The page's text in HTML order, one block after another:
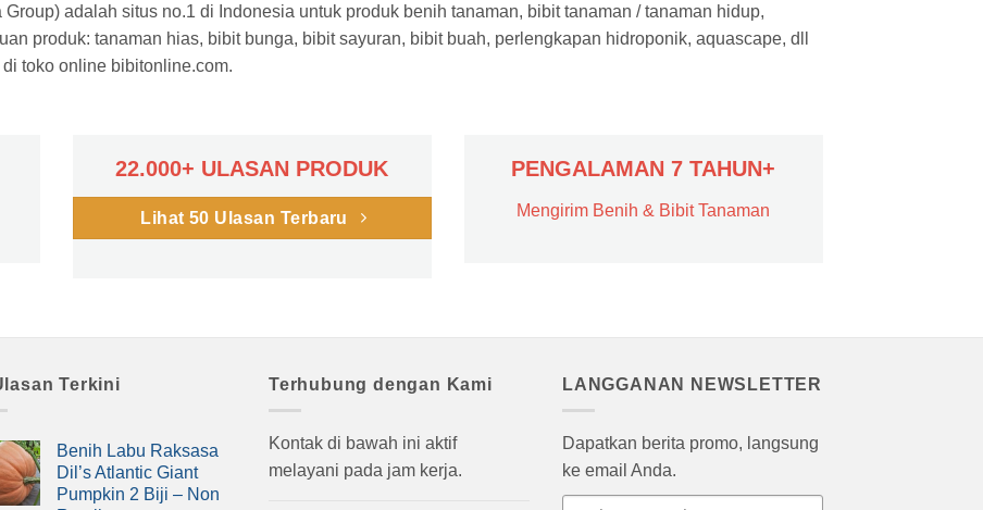
adalah situs no.1 di Indonesia untuk produk benih tanaman, bibit tanaman / tanaman hidup,
produk: tanaman hias, bibit bunga, bibit sayuran, bibit buah, perlengkapan hidroponik, aquascape, dll
toko online bibitonline.com.
22.000+ ULASAN PRODUK
Lihat 50 Ulasan Terbaru
PENGALAMAN 7 TAHUN+
Mengirim Benih & Bibit Tanaman
Terkini
Benih Labu Raksasa
Dil’s Atlantic Giant
Pumpkin 2 Biji – Non
Terhubung dengan Kami
Kontak di bawah ini aktif
melayani pada jam kerja.
LANGGANAN NEWSLETTER
Dapatkan berita promo, langsung
ke email Anda.